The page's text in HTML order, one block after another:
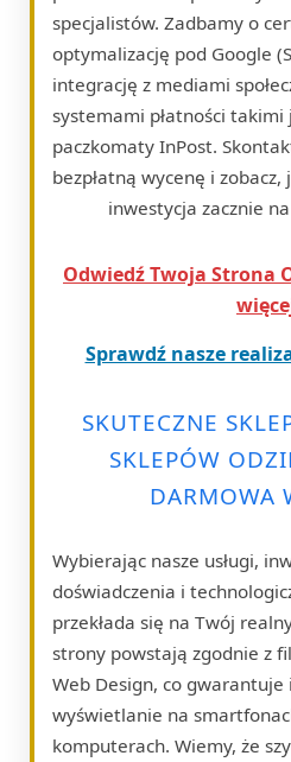
specjalistów. Zadbamy o
optymalizację pod Google
integrację z mediami
systemami płatności takimi
paczkomaty InPost.
bezpłatną wycenę i zobacz,
inwestycja zacznie
Odwiedź Twoja Strona
Sprawdź nasze
SKUTECZNE
SKLEPÓW
DARMOWA
Wybierając nasze usługi,
doświadczenia i
przekłada się na Twój
strony powstają zgodnie z
Web Design, co gwarantuje
wyświetlanie na
komputerach. Wiemy, że